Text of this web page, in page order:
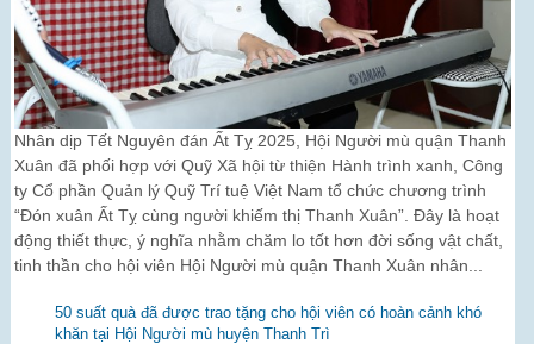
Nhân dịp Tết Nguyên đán Ất Tỵ 2025, Hội Người mù quận Thanh
Xuân đã phối hợp với Quỹ Xã hội từ thiện Hành trình xanh, Công
ty Cổ phần Quản lý Quỹ Trí tuệ Việt Nam tổ chức chương trình
“Đón xuân Ất Tỵ cùng người khiếm thị Thanh Xuân”. Đây là hoạt
động thiết thực, ý nghĩa nhằm chăm lo tốt hơn đời sống vật chất,
tinh thần cho hội viên Hội Người mù quận Thanh Xuân nhân...
50 suất quà đã được trao tặng cho hội viên có hoàn cảnh khó
khăn tại Hội Người mù huyện Thanh Trì